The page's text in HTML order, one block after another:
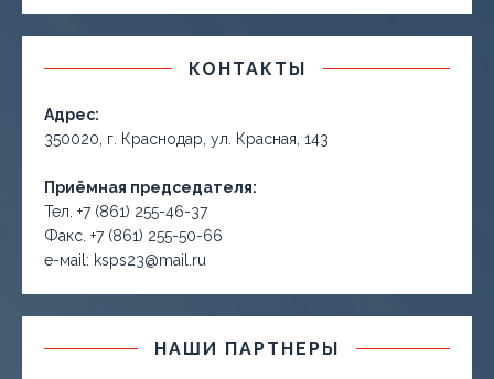
КОНТАКТЫ
Адрес:
350020, г. Краснодар, ул. Красная, 143
Приёмная председателя:
Тел. +7 (861) 255-46-37
Факс. +7 (861) 255-50-66
е-маil: ksps23@mail.ru
НАШИ ПАРТНЕРЫ